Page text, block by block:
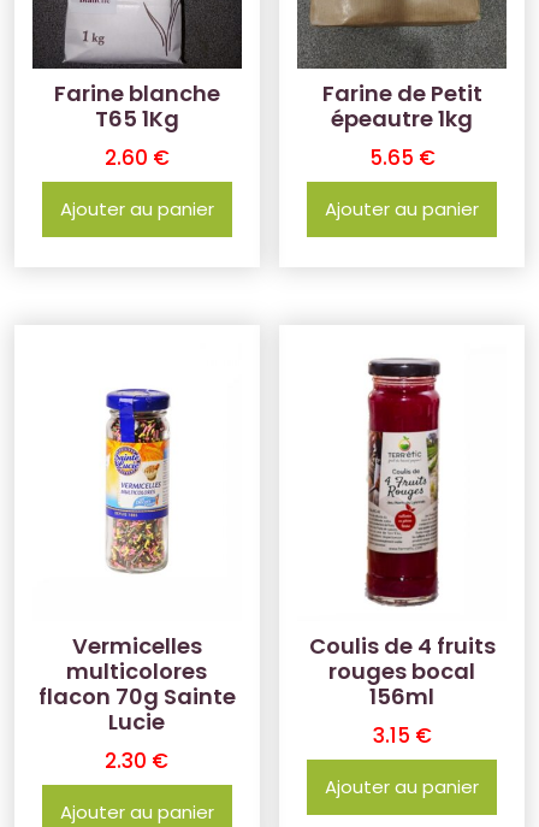
Farine blanche
T65 1Kg
2.60 €
Ajouter au panier
Farine de Petit
épeautre 1kg
5.65 €
Ajouter au panier
Vermicelles
multicolores
flacon 70g Sainte
Lucie
2.30 €
Ajouter au panier
Coulis de 4 fruits
rouges bocal
156ml
3.15 €
Ajouter au panier